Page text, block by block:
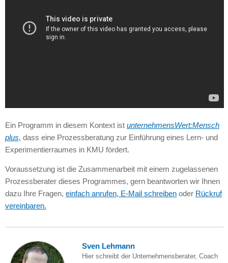
Ein Programm in diesem Kontext ist unternehmensWert:Mensch
plus, dass eine Prozessberatung zur Einführung eines Lern- und
Experimentierraumes in KMU fördert.
Voraussetzung ist die Zusammenarbeit mit einem zugelassenen
Prozessberater dieses Programmes, gern beantworten wir Ihnen
dazu Ihre Fragen, einfach anrufen, E-Mail schreibenoder Rückruf
vereinbaren.
Sven Lehmann
Hier schreibt der Unternehmensberater, Coach